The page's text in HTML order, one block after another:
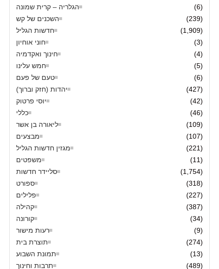
הגלריה – קרית שמונה
(6)
השכנים של קש
(239)
חדשות הגליל
(1,909)
חוני אוחיון
(3)
חינוך ואקדמיה
(4)
חמש עלינו
(5)
טעם של פעם
(6)
יהדות (חזק וברוך)
(427)
יוסי פרטוק
(42)
כללי
(46)
ליאורה בן אשר
(109)
מבצעים
(107)
מגזין חדשות הגליל
(221)
משפטים
(11)
סליידר חדשות
(1,754)
ספורט
(318)
פלילים
(227)
קהילה
(387)
קורונה
(34)
רעות מישור
(9)
תוצרת בית
(274)
תמונת השבוע
(13)
תרבות וחינוך
(489)